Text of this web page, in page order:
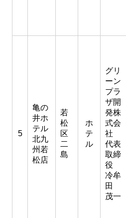
5
亀の
井ホ
テル
北九
州若
松店
若
松
区
二
島
ホ
テ
ル
グリ
ーン
プラ
ザ開
発株
式会
社
代表
取締
役
冷牟
田
茂一